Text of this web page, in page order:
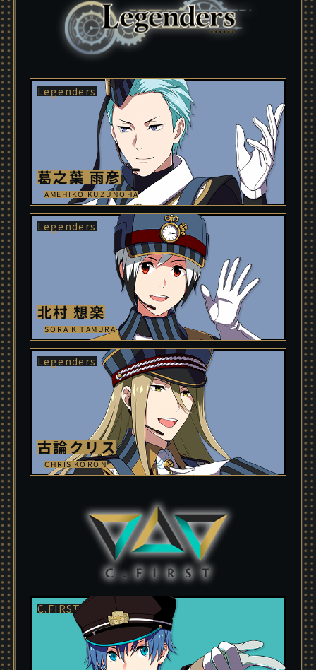
葛之葉 雨彦
AMEHIKO KUZUNOHA
北村 想楽
SORA KITAMURA
古論クリス
CHRIS KORON